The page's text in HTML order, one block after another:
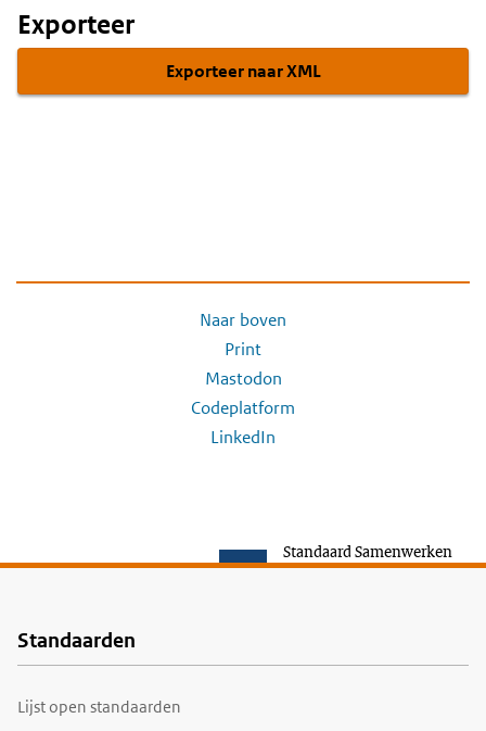
Exporteer
Exporteer naar XML
Naar boven
Print
Mastodon
Codeplatform
LinkedIn
Standaard Samenwerken
Voet
Standaarden
Lijst open standaarden